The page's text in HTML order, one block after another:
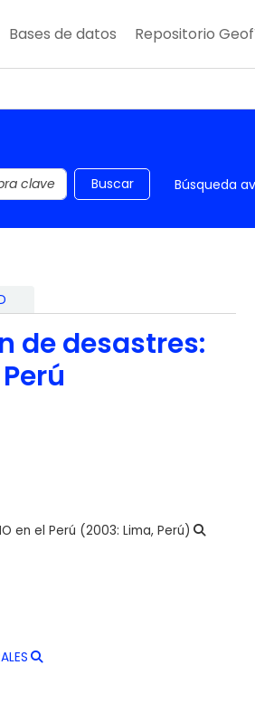
Bases de datos Repositorio
Buscar Búsqueda
de desastres:
en el Perú (2003: Lima, Perú)